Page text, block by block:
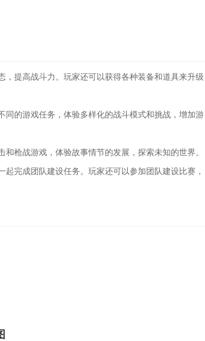
提高战斗力。玩家还可以获得各种装备和道具来升级
的游戏任务，体验多样化的战斗模式和挑战，增加游
枪战游戏，体验故事情节的发展，探索未知的世界。
完成团队建设任务。玩家还可以参加团队建设比赛，